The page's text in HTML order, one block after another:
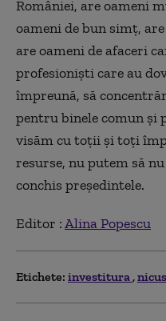
României, are oameni
oameni de bun simț,
are oameni de afaceri
profesioniști care au
împreună, să
pentru binele comun și
visăm cu toții și toți
resurse, nu putem să
conchis președintele.
Editor :Alina Popescu
Etichete: investitura